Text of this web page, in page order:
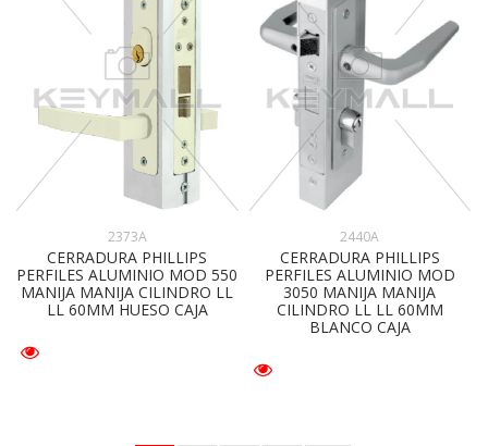
2373A
CERRADURA PHILLIPS
PERFILES ALUMINIO MOD 550
MANIJA MANIJA CILINDRO LL
LL 60MM HUESO CAJA
2440A
CERRADURA PHILLIPS
PERFILES ALUMINIO MOD
3050 MANIJA MANIJA
CILINDRO LL LL 60MM
BLANCO CAJA